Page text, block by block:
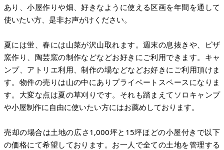
あり、小屋作りや畑、好きなように使える区画を年間を通して
使いたい方、是非お声がけください。
夏には蛍、春には山菜が沢山取れます。週末の息抜きや、ピザ
窯作り、陶芸窯の制作などなどお好きにご利用できます。キャ
ンプ、アトリエ利用、制作の場などなどお好きにご利用頂けま
す。物件の売りは山の中にありプライベートスペースになりま
す。大変な点は夏の草刈りです。それも踏まえてソロキャンプ
や小屋制作に自由に使いたい方にはお薦めしております。
売却の場合は土地の広さ1,000坪と15坪ほどの小屋付きで以下
の価格にて希望しております。お一人で全ての土地を管理する